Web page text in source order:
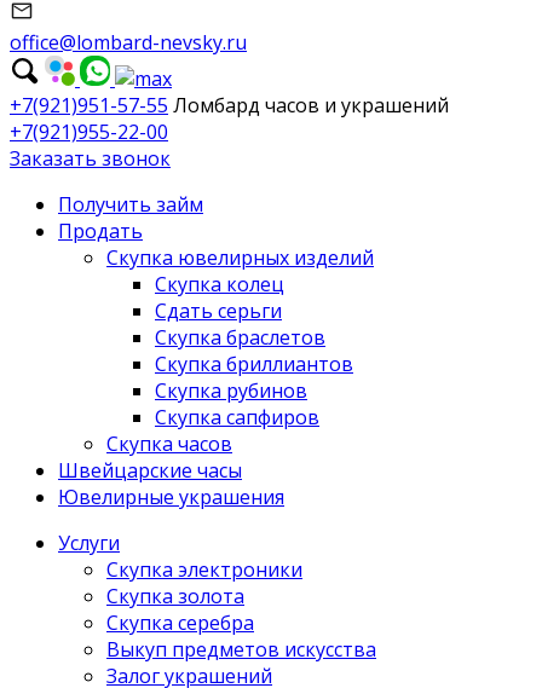
office@lombard-nevsky.ru
+7(921)951-57-55 Ломбард часов и украшений
+7(921)955-22-00
Заказать звонок
Получить займ
Продать
Скупка ювелирных изделий
Скупка колец
Сдать серьги
Скупка браслетов
Скупка бриллиантов
Скупка рубинов
Скупка сапфиров
Скупка часов
Швейцарские часы
Ювелирные украшения
Услуги
Скупка электроники
Скупка золота
Скупка серебра
Выкуп предметов искусства
Залог украшений